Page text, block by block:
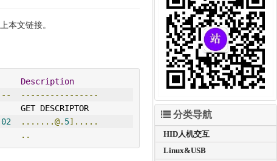
本文链接。
Description
----------------
GET DESCRIPTOR
02 .......@. 5].....
..
分类导航
HID人机交互
Linux&USB